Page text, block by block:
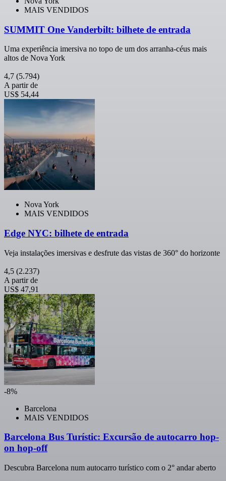
MAIS VENDIDOS
SUMMIT One Vanderbilt: bilhete de entrada
Uma experiência imersiva no topo de um dos arranha-céus mais
altos de Nova York
4,7 (5.794)
A partir de
US$ 54,44
Nova York
MAIS VENDIDOS
Edge NYC: bilhete de entrada
Veja instalações imersivas e desfrute das vistas de 360° do horizonte
4,5 (2.237)
A partir de
US$ 47,91
-8%
Barcelona
MAIS VENDIDOS
Barcelona Bus Turístic: Excursão de autocarro hop-
on hop-off
Descubra Barcelona num autocarro turístico com o 2° andar aberto